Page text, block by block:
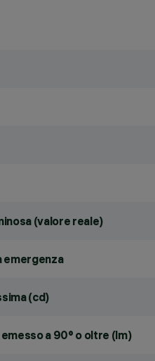
(valore reale)
emergenza
(cd)
a 90° o oltre (lm)